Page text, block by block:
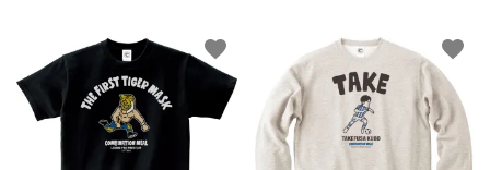
favorite favorite